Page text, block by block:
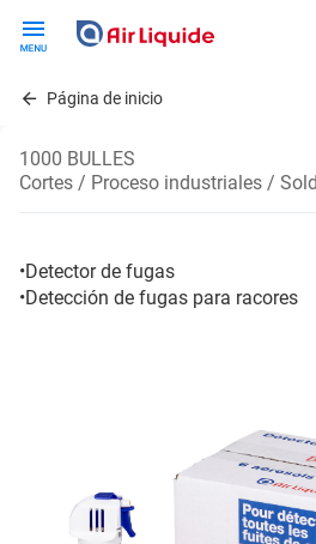
contentPágina de inicio
1000 BULLES
Cortes / Proceso industriales /
•Detector de fugas
•Detección de fugas para racores